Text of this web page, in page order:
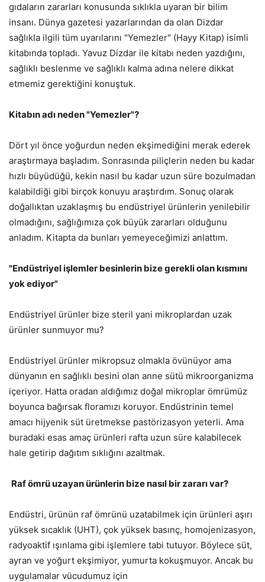
gıdaların zararları konusunda sıklıkla uyaran bir bilim
insanı. Dünya gazetesi yazarlarından da olan Dizdar
sağlıkla ilgili tüm uyarılarını "Yemezler" (Hayy Kitap) isimli
kitabında topladı. Yavuz Dizdar ile kitabı neden yazdığını,
sağlıklı beslenme ve sağlıklı kalma adına nelere dikkat
etmemiz gerektiğini konuştuk.
Kitabın adı neden "Yemezler"?
Dört yıl önce yoğurdun neden ekşimediğini merak ederek
araştırmaya başladım. Sonrasında piliçlerin neden bu kadar
hızlı büyüdüğü, kekin nasıl bu kadar uzun süre bozulmadan
kalabildiği gibi birçok konuyu araştırdım. Sonuç olarak
doğallıktan uzaklaşmış bu endüstriyel ürünlerin yenilebilir
olmadığını, sağlığımıza çok büyük zararları olduğunu
anladım. Kitapta da bunları yemeyeceğimizi anlattım.
"Endüstriyel işlemler besinlerin bize gerekli olan kısmını
yok ediyor"
Endüstriyel ürünler bize steril yani mikroplardan uzak
ürünler sunmuyor mu?
Endüstriyel ürünler mikropsuz olmakla övünüyor ama
dünyanın en sağlıklı besini olan anne sütü mikroorganizma
içeriyor. Hatta oradan aldığımız doğal mikroplar ömrümüz
boyunca bağırsak floramızı koruyor. Endüstrinin temel
amacı hijyenik süt üretmekse pastörizasyon yeterli. Ama
buradaki esas amaç ürünleri rafta uzun süre kalabilecek
hale getirip dağıtım sıklığını azaltmak.
Raf ömrü uzayan ürünlerin bize nasıl bir zararı var?
Endüstri, ürünün raf ömrünü uzatabilmek için ürünleri aşırı
yüksek sıcaklık (UHT), çok yüksek basınç, homojenizasyon,
radyoaktif ışınlama gibi işlemlere tabi tutuyor. Böylece süt,
ayran ve yoğurt ekşimiyor, yumurta kokuşmuyor. Ancak bu
uygulamalar vücudumuz için